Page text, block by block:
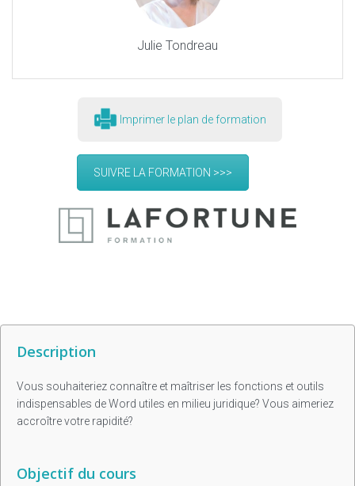
Julie Tondreau
Imprimer le plan de formation
SUIVRE LA FORMATION >>>
Description
Vous souhaiteriez connaître et maîtriser les fonctions et outils
indispensables de Word utiles en milieu juridique? Vous aimeriez
accroître votre rapidité?
Objectif du cours